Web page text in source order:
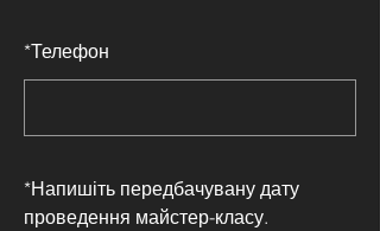
*Телефон
*Напишіть передбачувану дату
проведення майстер-класу.